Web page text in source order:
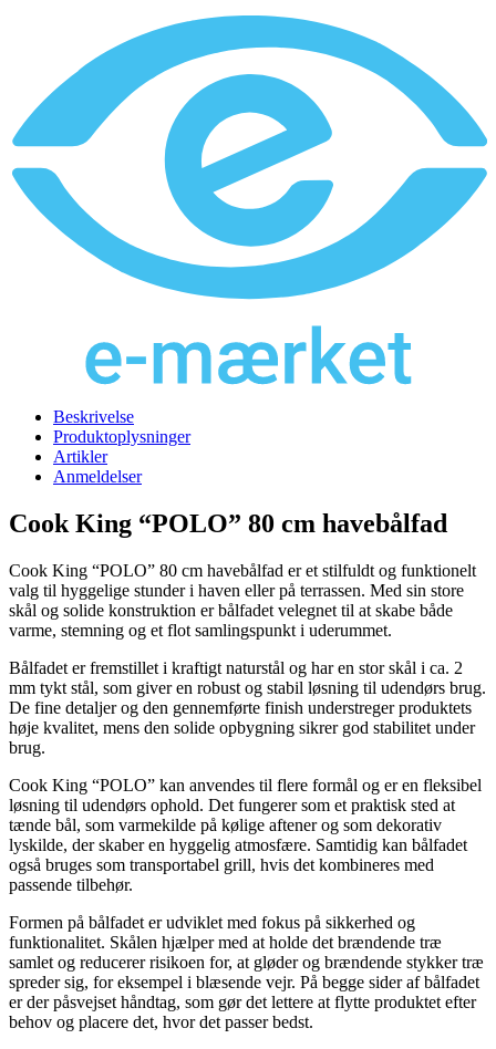
Beskrivelse
Produktoplysninger
Artikler
Anmeldelser
Cook King “POLO” 80 cm havebålfad
Cook King “POLO” 80 cm havebålfad er et stilfuldt og funktionelt
valg til hyggelige stunder i haven eller på terrassen. Med sin store
skål og solide konstruktion er bålfadet velegnet til at skabe både
varme, stemning og et flot samlingspunkt i uderummet.
Bålfadet er fremstillet i kraftigt naturstål og har en stor skål i ca. 2
mm tykt stål, som giver en robust og stabil løsning til udendørs brug.
De fine detaljer og den gennemførte finish understreger produktets
høje kvalitet, mens den solide opbygning sikrer god stabilitet under
brug.
Cook King “POLO” kan anvendes til flere formål og er en fleksibel
løsning til udendørs ophold. Det fungerer som et praktisk sted at
tænde bål, som varmekilde på kølige aftener og som dekorativ
lyskilde, der skaber en hyggelig atmosfære. Samtidig kan bålfadet
også bruges som transportabel grill, hvis det kombineres med
passende tilbehør.
Formen på bålfadet er udviklet med fokus på sikkerhed og
funktionalitet. Skålen hjælper med at holde det brændende træ
samlet og reducerer risikoen for, at gløder og brændende stykker træ
spreder sig, for eksempel i blæsende vejr. På begge sider af bålfadet
er der påsvejset håndtag, som gør det lettere at flytte produktet efter
behov og placere det, hvor det passer bedst.